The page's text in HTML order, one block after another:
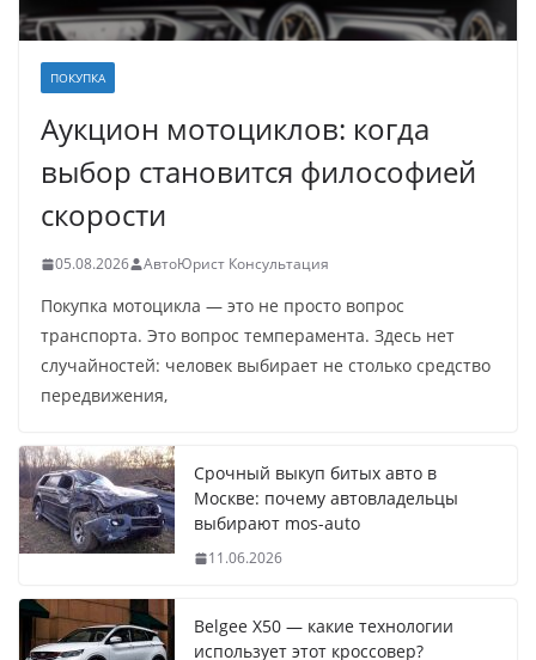
ПОКУПКА
Аукцион мотоциклов: когда
выбор становится философией
скорости
05.08.2026 АвтоЮрист Консультация
Покупка мотоцикла — это не просто вопрос
транспорта. Это вопрос темперамента. Здесь нет
случайностей: человек выбирает не столько средство
передвижения,
Срочный выкуп битых авто в
Москве: почему автовладельцы
выбирают mos-auto
11.06.2026
Belgee X50 — какие технологии
использует этот кроссовер?